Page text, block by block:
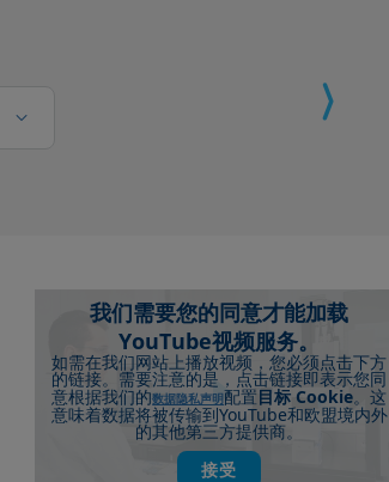
我们需要您的同意才能加载
YouTube视频服务。
如需在我们网站上播放视频，您必须点击下方
的链接。需要注意的是，点击链接即表示您同
意根据我们的数据隐私声明配置 目标 Cookie。这
意味着数据将被传输到 YouTube和欧盟境内外
的其他第三方提供商。
接受